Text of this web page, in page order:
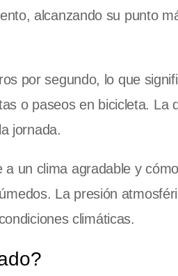
alcanzando su punto
por segundo, lo que
o paseos en bicicleta. La
jornada.
un clima agradable y
La presión
climáticas.